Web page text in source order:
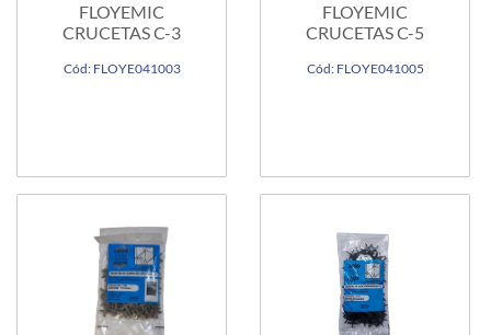
FLOYEMIC
CRUCETAS C-3
Cód: FLOYE041003
FLOYEMIC
CRUCETAS C-5
Cód: FLOYE041005